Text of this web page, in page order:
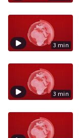
3 min
3 min